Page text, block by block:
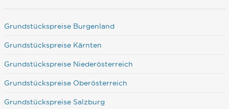
Grundstückspreise Burgenland
Grundstückspreise Kärnten
Grundstückspreise Niederösterreich
Grundstückspreise Oberösterreich
Grundstückspreise Salzburg